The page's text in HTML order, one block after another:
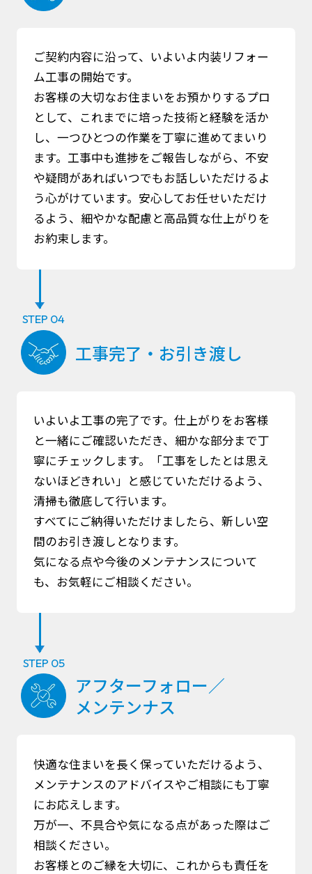
ご契約内容に沿って、いよいよ内装リフォー
ム工事の開始です。
お客様の大切なお住まいをお預かりするプロ
として、これまでに培った技術と経験を活か
し、一つひとつの作業を丁寧に進めてまいり
ます。工事中も進捗をご報告しながら、不安
や疑問があればいつでもお話しいただけるよ
う心がけています。安心してお任せいただけ
るよう、細やかな配慮と高品質な仕上がりを
お約束します。
STEP 04
工事完了・お引き渡し
いよいよ工事の完了です。仕上がりをお客様
と一緒にご確認いただき、細かな部分まで丁
寧にチェックします。「工事をしたとは思え
ないほどきれい」と感じていただけるよう、
清掃も徹底して行います。
すべてにご納得いただけましたら、新しい空
間のお引き渡しとなります。
気になる点や今後のメンテナンスについて
も、お気軽にご相談ください。
STEP 05
アフターフォロー／
メンテンナス
快適な住まいを長く保っていただけるよう、
メンテナンスのアドバイスやご相談にも丁寧
にお応えします。
万が一、不具合や気になる点があった際はご
相談ください。
お客様とのご縁を大切に、これからも責任を